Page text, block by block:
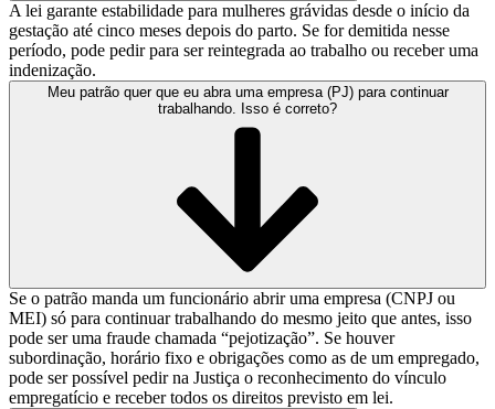
A lei garante estabilidade para mulheres grávidas desde o início da
gestação até cinco meses depois do parto. Se for demitida nesse
período, pode pedir para ser reintegrada ao trabalho ou receber uma
indenização.
Meu patrão quer que eu abra uma empresa (PJ) para continuar
trabalhando. Isso é correto?
Se o patrão manda um funcionário abrir uma empresa (CNPJ ou
MEI) só para continuar trabalhando do mesmo jeito que antes, isso
pode ser uma fraude chamada “pejotização”. Se houver
subordinação, horário fixo e obrigações como as de um empregado,
pode ser possível pedir na Justiça o reconhecimento do vínculo
empregatício e receber todos os direitos previsto em lei.